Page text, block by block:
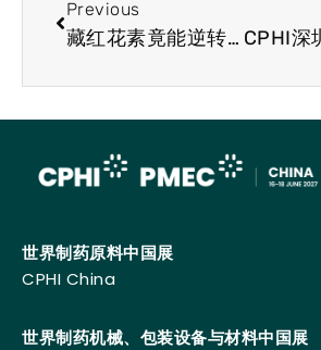
Previous
藏红花素竟能逆转衰老，延长寿命！最新研究：藏红花素通过提升细胞能量，延缓大脑和身体老化
世界制药原料中国展
CPHI China
世界制药机械、包装设备与材料中国展